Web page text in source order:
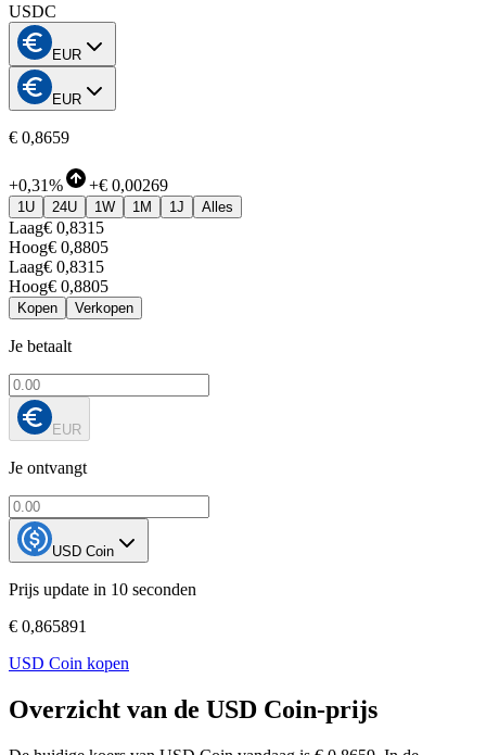
USDC
EUR
EUR
€ 0,8659
+0,31% +€ 0,00269
1U 24U 1W 1M 1J Alles
Laag€ 0,8315
Hoog€ 0,8805
Laag€ 0,8315
Hoog€ 0,8805
Kopen Verkopen
Je betaalt
EUR
Je ontvangt
USD Coin
Prijs update in 10 seconden
€ 0,865891
USD Coin kopen
Overzicht van de USD Coin-prijs